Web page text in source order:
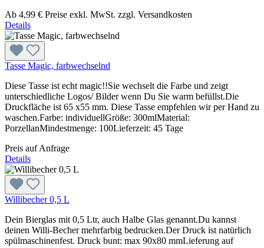
Ab 4,99 € Preise exkl. MwSt. zzgl. Versandkosten
Details
Tasse Magic, farbwechselnd
Diese Tasse ist echt magic!!Sie wechselt die Farbe und zeigt
unterschiedliche Logos/ Bilder wenn Du Sie warm befüllst.Die
Druckfläche ist 65 x55 mm. Diese Tasse empfehlen wir per Hand zu
waschen.Farbe: individuellGröße: 300mlMaterial:
PorzellanMindestmenge: 100Lieferzeit: 45 Tage
Preis auf Anfrage
Details
Willibecher 0,5 L
Dein Bierglas mit 0,5 Ltr, auch Halbe Glas genannt.Du kannst
deinen Willi-Becher mehrfarbig bedrucken.Der Druck ist natürlich
spülmaschinenfest. Druck bunt: max 90x80 mmLieferung auf